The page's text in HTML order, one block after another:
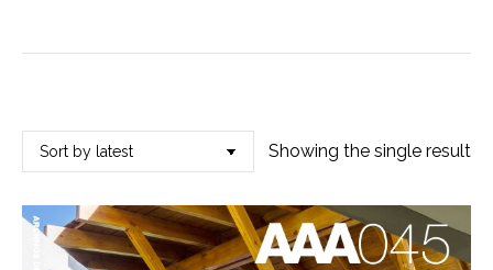
Showing the single result